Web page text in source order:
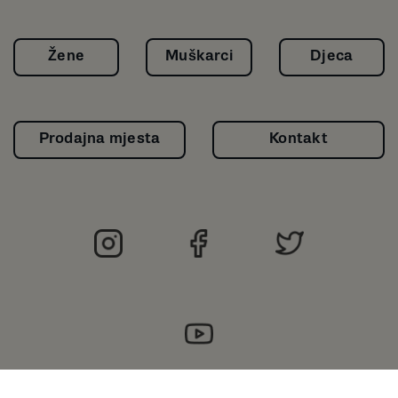
Žene Muškarci Djeca
Prodajna mjesta Kontakt